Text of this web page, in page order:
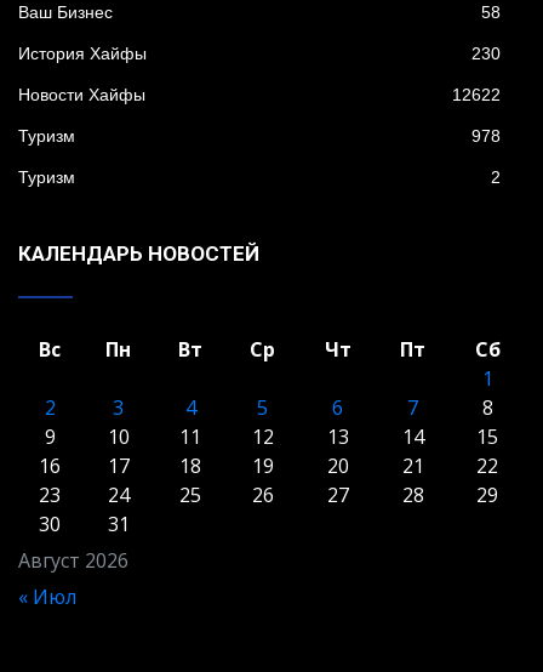
Ваш Бизнес 58
История Хайфы 230
Новости Хайфы 12622
Туризм 978
Туризм 2
КАЛЕНДАРЬ НОВОСТЕЙ
Август 2026
Вс Пн Вт Ср Чт Пт
Сб
1
2
3 4 5 6 7
8
9
10 11 12 13 14
15
16
17 18 19 20 21
22
23
24 25 26 27 28
29
30
31
« Июл